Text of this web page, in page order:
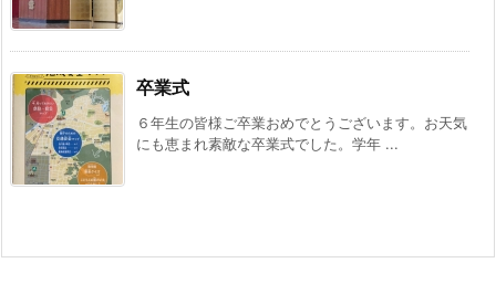
卒業式
６年生の皆様ご卒業おめでとうございます。お天気
にも恵まれ素敵な卒業式でした。学年 ...